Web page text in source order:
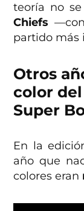
teoría no
Chiefs
partido más
Otros
color
Super
En la
año que
colores eran